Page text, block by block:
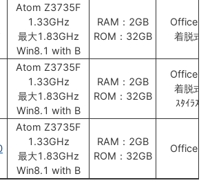
Atom Z3735F
1.33GHz
最大1.83GHz
Win8.1 with B
RAM：2GB
ROM：32GB
Office
着脱式
Atom Z3735F
1.33GHz
最大1.83GHz
Win8.1 with B
RAM：2GB
ROM：32GB
Office
着脱式
ｽﾀｲﾗｽﾍ
Atom Z3735F
1.33GHz
最大1.83GHz
Win8.1 with B
RAM：2GB
ROM：32GB
Office